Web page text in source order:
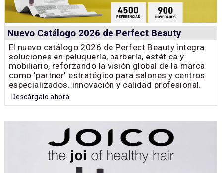
Nuevo Catálogo 2026 de Perfect Beauty
El nuevo catálogo 2026 de Perfect Beauty integra
soluciones en peluquería, barbería, estética y
mobiliario, reforzando la visión global de la marca
como 'partner' estratégico para salones y centros
especializados. innovación y calidad profesional.
Descárgalo ahora